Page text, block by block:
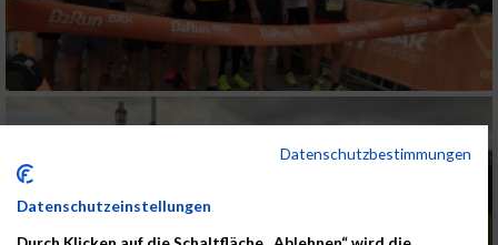
Datenschutzbestimmungen
Datenschutzeinstellungen